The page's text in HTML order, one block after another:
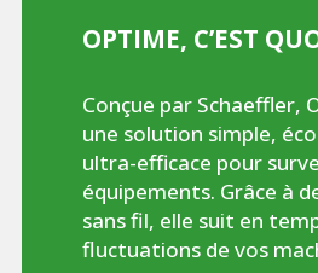
OPTIME, C’EST
Conçue par Schaeffler,
une solution simple,
ultra-efficace pour
équipements. Grâce à
sans fil, elle suit en
fluctuations de vos